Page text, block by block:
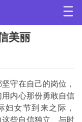
美丽
守在自己的岗位，
内心那份勇敢自信
妇女节到来之际，
这些自信独立、与时